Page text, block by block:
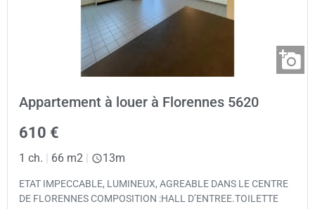
Appartement à louer à Florennes 5620
610 €
1 ch. | 66 m2 | 13m
ETAT IMPECCABLE, LUMINEUX, AGREABLE DANS LE CENTRE
DE FLORENNES COMPOSITION :HALL D’ENTREE.TOILETTE